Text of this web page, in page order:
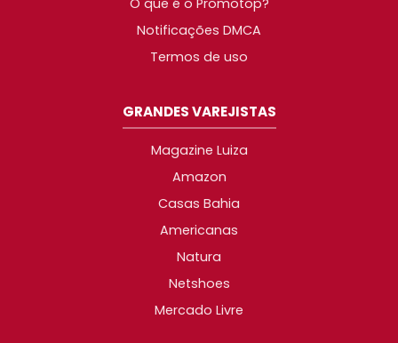
O que é o Promotop?
Notificações DMCA
Termos de uso
GRANDES VAREJISTAS
Magazine Luiza
Amazon
Casas Bahia
Americanas
Natura
Netshoes
Mercado Livre